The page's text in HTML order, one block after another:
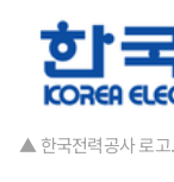
▲ 한국전력공사 로고.